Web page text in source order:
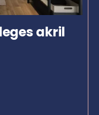
akril